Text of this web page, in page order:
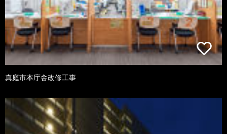
真庭市本庁舎改修工事